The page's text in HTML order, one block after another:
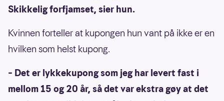
Skikkelig forfjamset, sier hun.
Kvinnen forteller at kupongen hun vant på ikke er en
hvilken som helst kupong.
– Det er lykkekupong som jeg har levert fast i
mellom 15 og 20 år, så det var ekstra gøy at det